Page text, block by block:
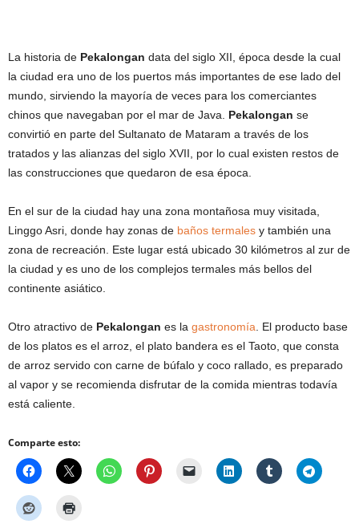
La historia de Pekalongan data del siglo XII, época desde la cual
la ciudad era uno de los puertos más importantes de ese lado del
mundo, sirviendo la mayoría de veces para los comerciantes
chinos que navegaban por el mar de Java. Pekalongan se
convirtió en parte del Sultanato de Mataram a través de los
tratados y las alianzas del siglo XVII, por lo cual existen restos de
las construcciones que quedaron de esa época.
En el sur de la ciudad hay una zona montañosa muy visitada,
Linggo Asri, donde hay zonas de baños termales y también una
zona de recreación. Este lugar está ubicado 30 kilómetros al zur de
la ciudad y es uno de los complejos termales más bellos del
continente asiático.
Otro atractivo de Pekalongan es la gastronomía . El producto base
de los platos es el arroz, el plato bandera es el Taoto, que consta
de arroz servido con carne de búfalo y coco rallado, es preparado
al vapor y se recomienda disfrutar de la comida mientras todavía
está caliente.
Comparte esto: